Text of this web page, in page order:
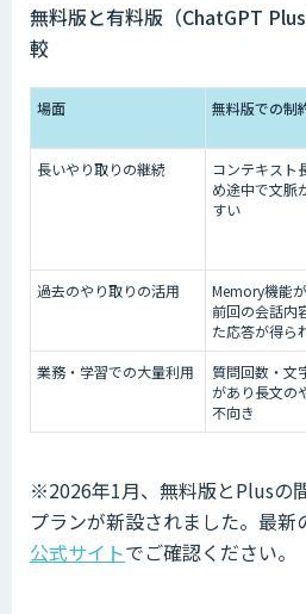
無料版と有料版（ChatGPT
較
場面 無料版での制
長いやり取りの継続
コンテキスト
め途中で文脈
すい
過去のやり取りの活用
Memory機能が
前回の会話内
た応答が得ら
業務・学習での大量利用
質問回数・文
があり長文の
不向き
※2026年1月、無料版とPlusの
プランが新設されました。最
公式サイトでご確認ください。